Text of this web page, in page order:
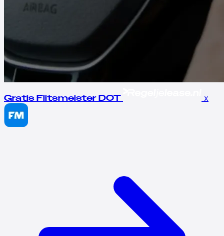
Gratis Flitsmeister DOT x